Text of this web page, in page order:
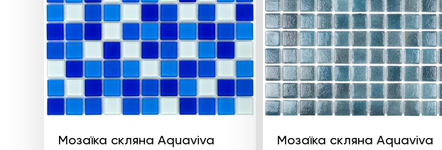
Мозаїка скляна Aquaviva
Мозаїка скляна Aquaviva